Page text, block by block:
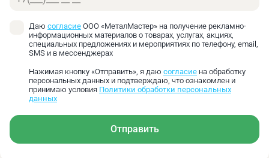
Кроме того, ленточнопильный станок Metal Master
BSM-270 AF оснащен датчиком обрыва полотна.
Даю согласие ООО «МеталМастер» на получение рекламно-
информационных материалов о товарах, услугах, акциях,
специальных предложениях и мероприятиях по телефону, email,
SMS и в мессенджерах
Нажимая кнопку «Отправить», я даю согласие на обработку
персональных данных и подтверждаю, что ознакомлен и
принимаю условия Политики обработки персональных
данных
Отправить